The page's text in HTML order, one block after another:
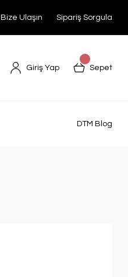
Bize Ulaşın Sipariş Sorgula
Giriş Yap Sepet
DTM Blog